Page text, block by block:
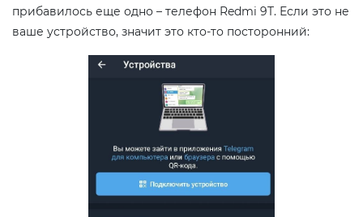
прибавилось еще одно – телефон Redmi 9T. Если это не
ваше устройство, значит это кто-то посторонний: